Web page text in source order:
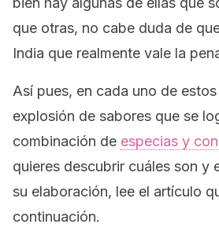
que otras, no cabe duda de
India que realmente vale la
Así pues, en cada uno de
explosión de sabores que se
combinación de especias y
quieres descubrir cuáles son y
su elaboración, lee el artículo
continuación.